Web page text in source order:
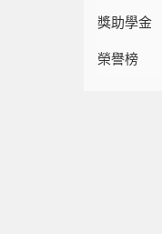
獎助學金
榮譽榜